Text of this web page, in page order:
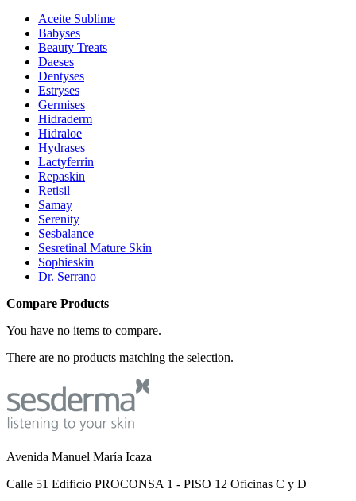
Aceite Sublime
Babyses
Beauty Treats
Daeses
Dentyses
Estryses
Germises
Hidraderm
Hidraloe
Hydrases
Lactyferrin
Repaskin
Retisil
Samay
Serenity
Sesbalance
Sesretinal Mature Skin
Sophieskin
Dr. Serrano
Compare Products
You have no items to compare.
There are no products matching the selection.
Avenida Manuel María Icaza
Calle 51 Edificio PROCONSA 1 - PISO 12 Oficinas C y D